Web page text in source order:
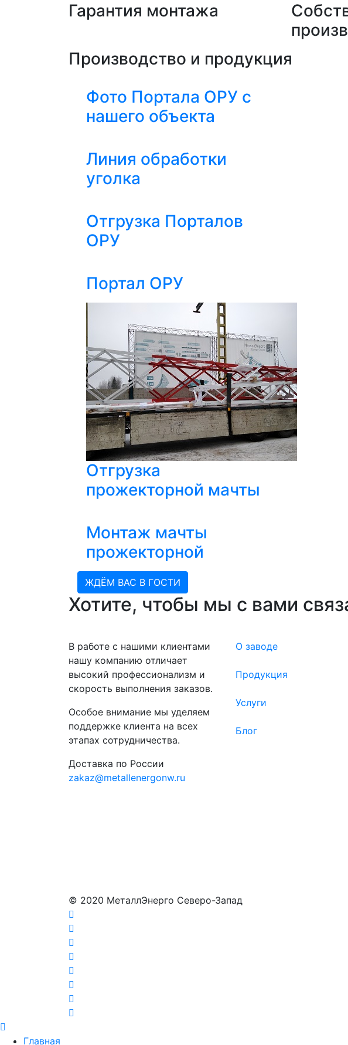
Гарантия монтажа
Производство и продукция
Фото Портала ОРУ с
нашего объекта
Линия обработки
уголка
Отгрузка Порталов
ОРУ
Портал ОРУ
Отгрузка
прожекторной мачты
Монтаж мачты
прожекторной
ЖДЁМ ВАС В ГОСТИ
Хотите, чтобы мы с вами
В работе с нашими клиентами
нашу компанию отличает
высокий профессионализм и
скорость выполнения заказов.
Особое внимание мы уделяем
поддержке клиента на всех
этапах сотрудничества.
Доставка по России
zakaz@metallenergonw.ru
О заводе
Продукция
Услуги
Блог
© 2020 МеталлЭнерго Северо-Запад
Главная